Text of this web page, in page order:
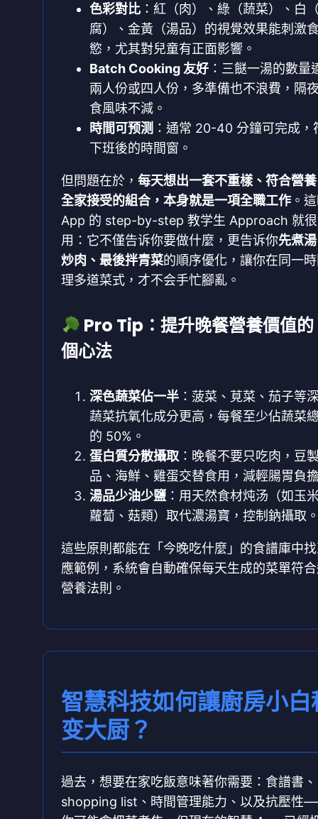
色彩對比 ：紅（肉）、綠（蔬菜）、白
腐）、金黃（湯品）的視覺效果能刺激
慾，尤其對兒童有正面影響。
Batch Cooking 友好 ：三餸一湯的數量
兩人份或四人份，多準備也不浪費，隔
食風味不減。
時間可预测 ：通常 20-40 分鐘可完成，
下班後的時間窗。
但問題在於， 每天想出一套不重樣、符合營
全家接受的組合，本身就是一項全職工作 。
App 的 step-by-step 教学生 Approach 就
用：它不僅告诉你要做什麼，更告诉你先煮
炒肉、最後拌青菜的順序優化，讓你在同一
理多道菜式，才不会手忙腳亂。
Pro Tip：提升晚餐營養價值的
個心法
深色蔬菜佔一半 ：菠菜、莧菜、茄子等
蔬菜抗氧化成分更高，每餐至少佔蔬菜
的 50%。
蛋白質分散攝取 ：晚餐不要只吃肉，豆
品、海鮮、雞蛋交替食用，減輕腸胃負
湯品少油少鹽 ：用天然食材炖汤（如玉
蘿蔔、菇類）取代濃湯寶，控制鈉攝取
這些原則都能在「今晚吃什麼」的食譜庫中
應範例，系統會自動確保每天生成的菜單符
營養法則。
智慧科技如何讓廚房小白
变大厨？
過去，想要在家吃飯意味著你需要：食譜書、
shopping list、時間管理能力、以及抗壓性